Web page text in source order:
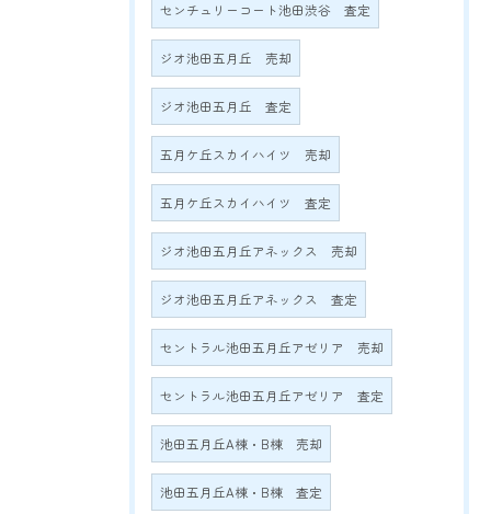
センチュリーコート池田渋谷 査定
ジオ池田五月丘 売却
ジオ池田五月丘 査定
五月ケ丘スカイハイツ 売却
五月ケ丘スカイハイツ 査定
ジオ池田五月丘アネックス 売却
ジオ池田五月丘アネックス 査定
セントラル池田五月丘アゼリア 売却
セントラル池田五月丘アゼリア 査定
池田五月丘A棟・B棟 売却
池田五月丘A棟・B棟 査定